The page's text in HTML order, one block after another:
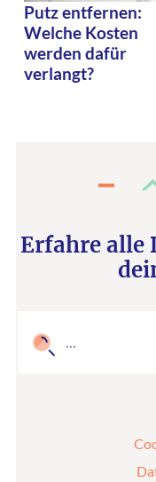
Putz entfernen:
Welche Kosten
werden dafür
verlangt?
Erfahre alle